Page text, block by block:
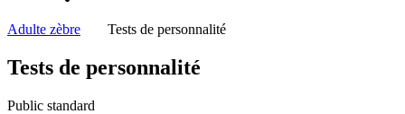
Adulte zèbre Tests de personnalité
Tests de personnalité
Public standard